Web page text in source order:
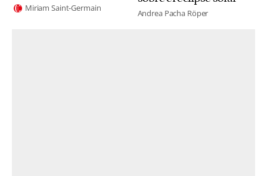
Miriam Saint-Germain
Andrea Pacha Röper